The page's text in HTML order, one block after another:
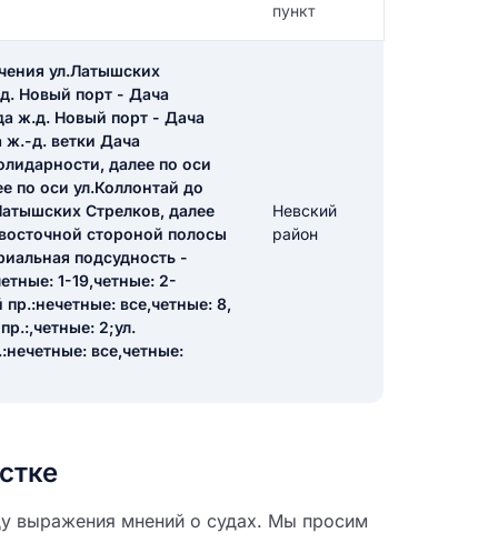
пункт
ул.Латышских
Новый порт - Дача
ж.д. Новый порт - Дача
ж.-д. ветки Дача
далее по оси
по оси ул.Коллонтай до
Стрелков, далее
стороной полосы
подсудность -
1-19,четные: 2-
все,четные: 8,
2;ул.
все,четные:
Невский
район
выражения мнений о судах. Мы просим
отзыва